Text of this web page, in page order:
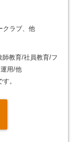
クラブ、他
教育/社員教育/フ
用/他
。